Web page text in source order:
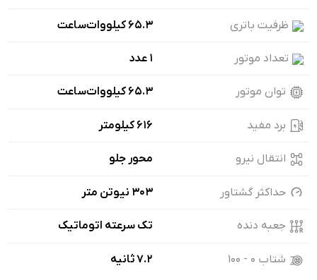
ظرفیت باتری ۶۵.۳ کیلووات‌ساعت
تعداد موتور 1 عدد
توان موتور ۶۵.۳ کیلووات‌ساعت
برد مفید 616 کیلومتر
انتقال نیرو محور جلو
حداکثر گشتاور 303 نیوتن متر
جعبه دنده تک سرعته اتوماتیک
شتاب ۰ - ۱۰۰ 7.2 ثانیه